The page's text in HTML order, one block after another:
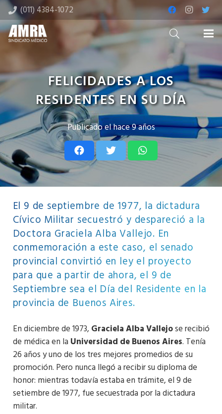
(011) 4384-1072
FELICIDADES A LOS
RESIDENTES EN SU DÍA
Publicado elhace 9 años
El 9 de septiembre de 1977, la dictadura
Cívico Militar secuestró y despareció a la
Doctora Graciela Alba Vallejo. En
conmemoración a este caso, el senado
provincial convirtió en ley el proyecto
para que a partir de ahora, el 9 de
Septiembre sea el Día del Residente en la
provincia de Buenos Aires.
En diciembre de 1973, Graciela Alba Vallejose recibió
de médica en la Universidad de Buenos Aires. Tenía
26 años y uno de los tres mejores promedios de su
promoción. Pero nunca llegó a recibir su diploma de
honor: mientras todavía estaba en trámite, el 9 de
setiembre de 1977, fue secuestrada por la dictadura
militar.